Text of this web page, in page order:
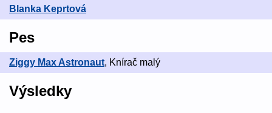
Blanka Keprtová
Pes
Ziggy Max Astronaut, Knírač malý
Výsledky